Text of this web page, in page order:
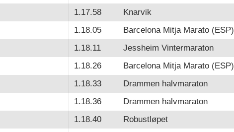
1.17.58 Knarvik
1.18.05 Barcelona Mitja Marato (ESP)
1.18.11 Jessheim Vintermaraton
1.18.26 Barcelona Mitja Marato (ESP)
1.18.33 Drammen halvmaraton
1.18.36 Drammen halvmaraton
1.18.40 Robustløpet